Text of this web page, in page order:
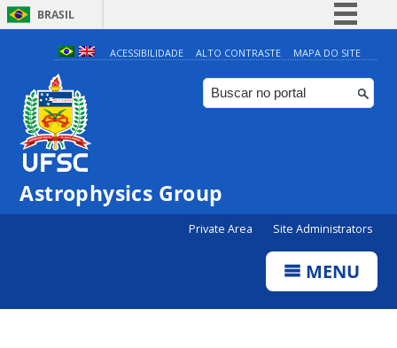
BRASIL
Simplifique!
Comunica BR
Participe
ACESSIBILIDADE ALTO CONTRASTE MAPA DO SITE
Astrophysics Group
Private Area Site Administrators
MENU